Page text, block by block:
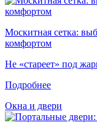
Москитная сетка:
комфортом
Не «стареет» под
Подробнее
Окна и двери